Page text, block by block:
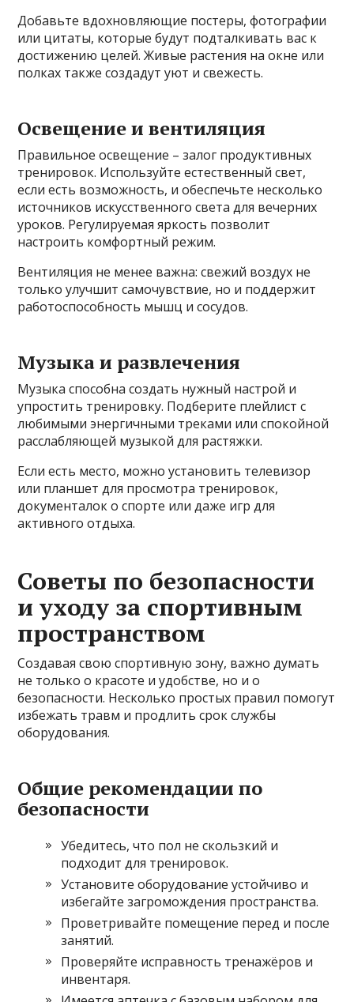
Добавьте вдохновляющие постеры, фотографии
или цитаты, которые будут подталкивать вас к
достижению целей. Живые растения на окне или
полках также создадут уют и свежесть.
Освещение и вентиляция
Правильное освещение – залог продуктивных
тренировок. Используйте естественный свет,
если есть возможность, и обеспечьте несколько
источников искусственного света для вечерних
уроков. Регулируемая яркость позволит
настроить комфортный режим.
Вентиляция не менее важна: свежий воздух не
только улучшит самочувствие, но и поддержит
работоспособность мышц и сосудов.
Музыка и развлечения
Музыка способна создать нужный настрой и
упростить тренировку. Подберите плейлист с
любимыми энергичными треками или спокойной
расслабляющей музыкой для растяжки.
Если есть место, можно установить телевизор
или планшет для просмотра тренировок,
документалок о спорте или даже игр для
активного отдыха.
Советы по безопасности
и уходу за спортивным
пространством
Создавая свою спортивную зону, важно думать
не только о красоте и удобстве, но и о
безопасности. Несколько простых правил помогут
избежать травм и продлить срок службы
оборудования.
Общие рекомендации по
безопасности
Убедитесь, что пол не скользкий и
подходит для тренировок.
Установите оборудование устойчиво и
избегайте загромождения пространства.
Проветривайте помещение перед и после
занятий.
Проверяйте исправность тренажёров и
инвентаря.